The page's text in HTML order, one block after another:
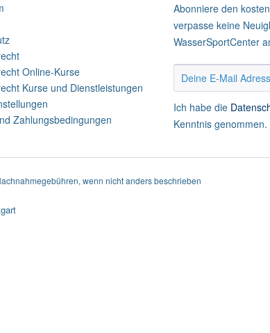
Online-Kurse
Kurse und Dienstleistungen
Zahlungsbedingungen
Abonniere den
verpasse keine
WasserSportCenter
Ich habe die
Kenntnis genommen.
wenn nicht anders beschrieben